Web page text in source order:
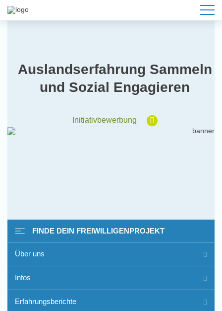
Auslandserfahrung Sammeln
und Sozial Engagieren
Initiativbewerbung
Freiwilligenarbeit im Ausland
- Erfahrungsberichte
FINDE DEIN FREIWILLIGENPROJEKT
Über uns
Infos
Erfahrungsberichte